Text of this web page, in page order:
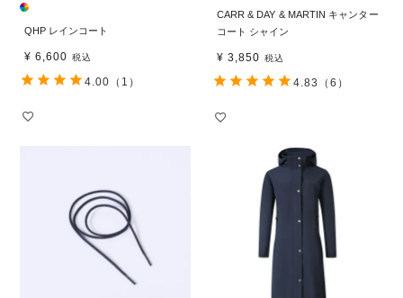
QHP レインコート
¥ 6,600 税込
4.00 （1）
CARR & DAY & MARTIN キャンター
コート シャイン
¥ 3,850 税込
4.83 （6）